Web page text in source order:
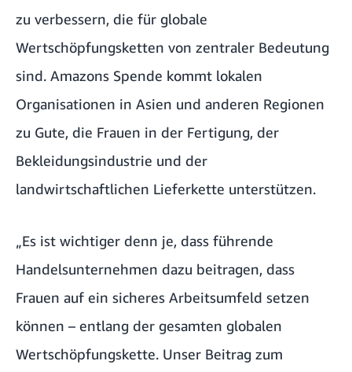
zu verbessern, die für globale
Wertschöpfungsketten von zentraler Bedeutung
sind. Amazons Spende kommt lokalen
Organisationen in Asien und anderen Regionen
zu Gute, die Frauen in der Fertigung, der
Bekleidungsindustrie und der
landwirtschaftlichen Lieferkette unterstützen.
„Es ist wichtiger denn je, dass führende
Handelsunternehmen dazu beitragen, dass
Frauen auf ein sicheres Arbeitsumfeld setzen
können – entlang der gesamten globalen
Wertschöpfungskette. Unser Beitrag zum